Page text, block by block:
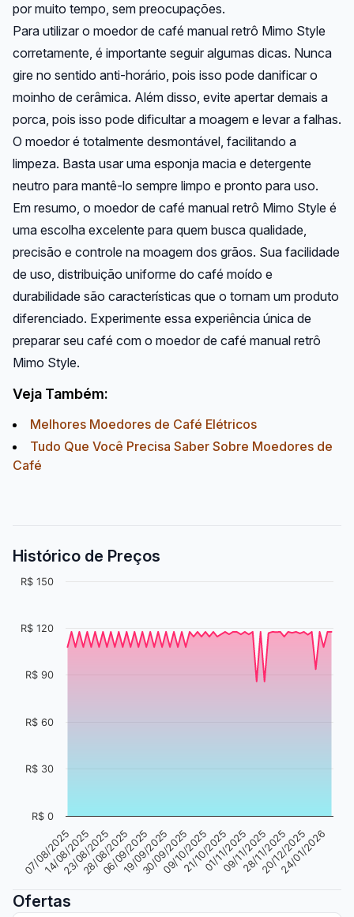
por muito tempo, sem preocupações.
Para utilizar o moedor de café manual retrô Mimo Style
corretamente, é importante seguir algumas dicas. Nunca
gire no sentido anti-horário, pois isso pode danificar o
moinho de cerâmica. Além disso, evite apertar demais a
porca, pois isso pode dificultar a moagem e levar a falhas.
O moedor é totalmente desmontável, facilitando a
limpeza. Basta usar uma esponja macia e detergente
neutro para mantê-lo sempre limpo e pronto para uso.
Em resumo, o moedor de café manual retrô Mimo Style é
uma escolha excelente para quem busca qualidade,
precisão e controle na moagem dos grãos. Sua facilidade
de uso, distribuição uniforme do café moído e
durabilidade são características que o tornam um produto
diferenciado. Experimente essa experiência única de
preparar seu café com o moedor de café manual retrô
Mimo Style.
Veja Também:
Melhores Moedores de Café Elétricos
Tudo Que Você Precisa Saber Sobre Moedores de
Café
Histórico de Preços
07/08/2025
14/08/2025
23/08/2025
28/08/2025
06/09/2025
19/09/2025
30/09/2025
09/10/2025
21/10/2025
01/11/2025
09/11/2025
28/11/2025
20/12/2025
24/01/2026
R$ 0
R$ 30
R$ 60
R$ 90
R$ 120
R$ 150
Ofertas